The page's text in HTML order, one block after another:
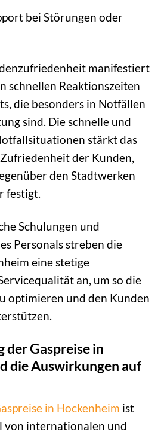
bei Störungen oder
manifestiert
schnellen Reaktionszeiten
die besonders in Notfällen
sind. Die schnelle und
stärkt das
der Kunden,
den Stadtwerken
festigt.
Schulungen und
Personals streben die
eine stetige
an, um so die
optimieren und den Kunden
Gaspreise in
die Auswirkungen auf
in Hockenheim ist
von internationalen und